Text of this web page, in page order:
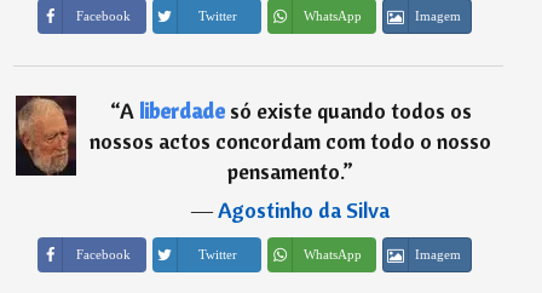
Facebook Twitter WhatsApp Imagem
“A liberdadesó existe quando todos os
nossos actos concordam com todo o nosso
pensamento.”
―Agostinho da Silva
Facebook Twitter WhatsApp Imagem